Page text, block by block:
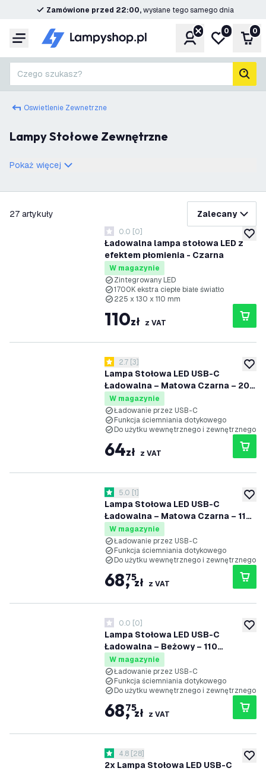
Zamówione przed 22:00,wysłane tego samego dnia
Menu KontoMoja lista
0 0
Czego szukasz?
Oswietlenie Zewnetrzne
Lampy Stołowe Zewnętrzne
Pokaż więcej
27 artykuły Zalecany
dodaj
Ładowalna lampa stołowa LED z
efektem płomienia - Czarna
0 Gwiazdki oceny
0.0 [0]
W magazynie
Zintegrowany LED
1700K ekstra ciepłe białe światło
225 x 130 x 110 mm
110zł z VAT
Lampa Stołowa LED USB-C
Ładowalna – Matowa Czarna – 200
Lumenów – 2700K–5000K – IP54 –
Akumulator 4400mAh - Nyra
otwórz panel recenzji
2.7 Gwiazdki oceny
2.7 [3]
W magazynie
Ładowanie przez USB-C
Funkcja ściemniania dotykowego
Do użytku wewnętrznego i zewnętrznego
64zł z VAT
Lampa Stołowa LED USB-C
Ładowalna – Matowa Czarna – 110
Lumenów – 2700K–5000K – IP54 –
Akumulator 2000mAh - Vita
otwórz panel recenzji
5 Gwiazdki oceny
5.0 [1]
W magazynie
Ładowanie przez USB-C
Funkcja ściemniania dotykowego
Do użytku wewnętrznego i zewnętrznego
68,
75zł z VAT
Lampa Stołowa LED USB-C
Ładowalna – Beżowy – 110
Lumenów – 2700K–5000K – IP54 –
Akumulator 2000mAh - Vita
0 Gwiazdki oceny
0.0 [0]
W magazynie
Ładowanie przez USB-C
Funkcja ściemniania dotykowego
Do użytku wewnętrznego i zewnętrznego
68,
75zł z VAT
2x Lampa Stołowa LED USB-C
otwórz panel recenzji
4.8 Gwiazdki oceny
4.8 [28]
filtruj